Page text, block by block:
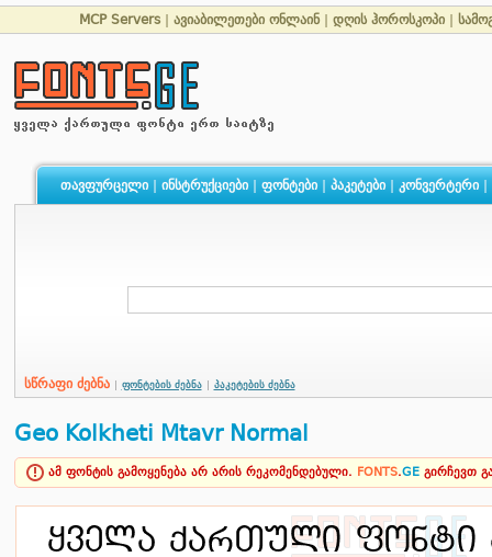
MCP Servers ავიაბილეთები ონლაინ დღის ჰოროსკოპი
თავფურცელი| ინსტრუქციები| ფონტები| პაკეტები| კონვერტერი|
სწრაფი ძებნა ფონტების ძებნა პაკეტების ძებნა
Geo Kolkheti Mtavr Normal
ამ ფონტის გამოყენება არ არის რეკომენდებული. FONTS.GE გირჩევთ